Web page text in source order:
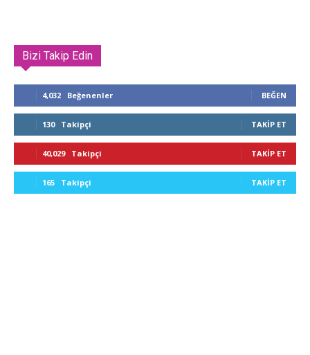
Bizi Takip Edin
4,032 Beğenenler BEĞEN
130 Takipçi TAKIP ET
40,029 Takipçi TAKIP ET
165 Takipçi TAKIP ET